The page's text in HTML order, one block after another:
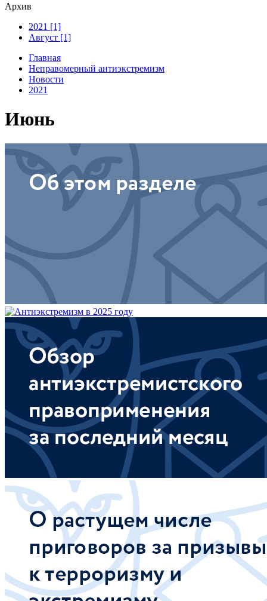
Архив
2021 [1]
Август [1]
Главная
Неправомерный антиэкстремизм
Новости
2021
Июнь